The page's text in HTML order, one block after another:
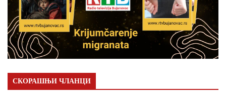
СКОРАШЊИ ЧЛАНЦИ